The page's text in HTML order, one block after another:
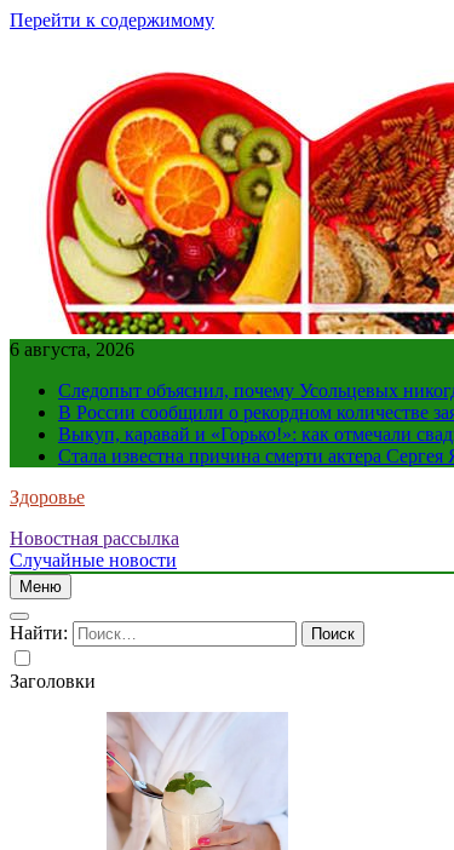
Перейти к содержимому
6 августа, 2026
Следопыт объяснил, почему Усольцевых
В России сообщили о рекордном количестве
Выкуп, каравай и «Горько!»: как отмечали
Стала известна причина смерти актера Сергея
Здоровье
Новостная рассылка
Случайные новости
Меню
Найти:
Заголовки